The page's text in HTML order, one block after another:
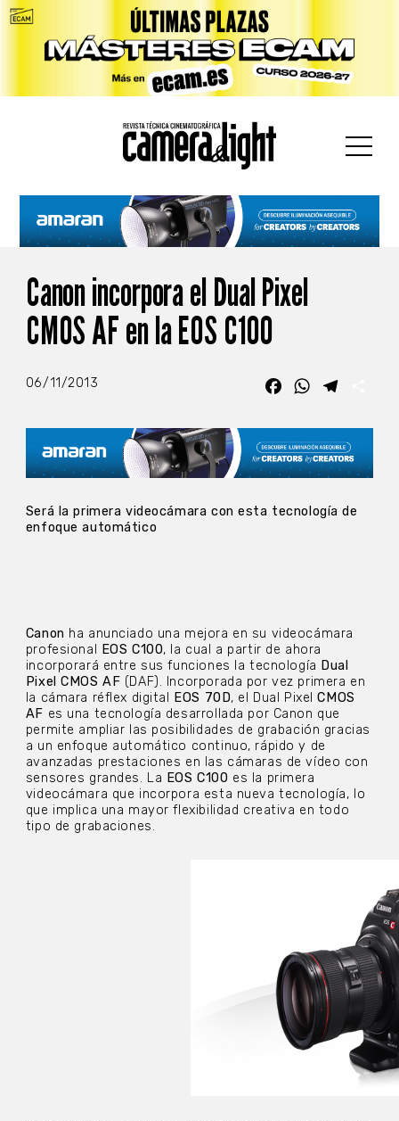
Canon incorpora el Dual Pixel
CMOS AF en la EOS C100
06/11/2013 FacebookWhatsApp
Será la primera videocámara con esta tecnología de
enfoque automático
Canon ha anunciado una mejora en su videocámara
profesional
EOS C100, la cual a partir de ahora
incorporará entre sus funciones la tecnología Dual
Pixel CMOS AF (DAF). Incorporada por vez primera en
la cámara réflex digital
EOS 70D, el Dual PixelCMOS
AF es una tecnología desarrollada por Canon que
permite ampliar las posibilidades de grabación gracias
a un enfoque automático continuo, rápido y de
avanzadas prestaciones en las cámaras de vídeo con
sensores grandes. La EOS C100 es la primera
videocámara que incorpora esta nueva tecnología, lo
que implica una mayor flexibilidad creativa en todo
tipo de grabaciones.